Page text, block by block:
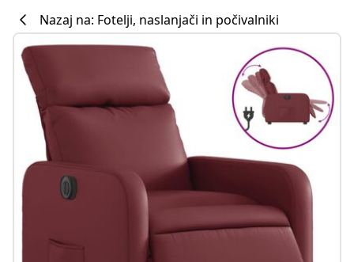
Nazaj na: Fotelji, naslanjači in počivalniki